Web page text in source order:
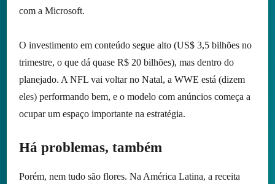
com a Microsoft.
O investimento em conteúdo segue alto (US$ 3,5 bilhões no
trimestre, o que dá quase R$ 20 bilhões), mas dentro do
planejado. A NFL vai voltar no Natal, a WWE está (dizem
eles) performando bem, e o modelo com anúncios começa a
ocupar um espaço importante na estratégia.
Há problemas, também
Porém, nem tudo são flores. Na América Latina, a receita